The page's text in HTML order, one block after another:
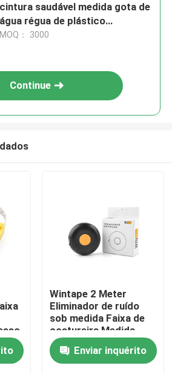
cintura saudável medida gota de
água régua de plástico
automática retrátil do presente
MOQ： 3000
Continue
Wintape 2 Meter
Eliminador de ruído
sob medida Faixa de
costureira Medida
para corpo Slim
Dispositivo de
medição de fitness
Enviar inquérito